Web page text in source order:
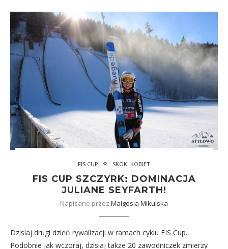
FIS CUP SKOKI KOBIET
FIS CUP SZCZYRK: DOMINACJA
JULIANE SEYFARTH!
Napisane przez Małgosia Mikulska
Dzisiaj drugi dzień rywalizacji w ramach cyklu FIS Cup.
Podobnie jak wczoraj, dzisiaj także 20 zawodniczek zmierzy